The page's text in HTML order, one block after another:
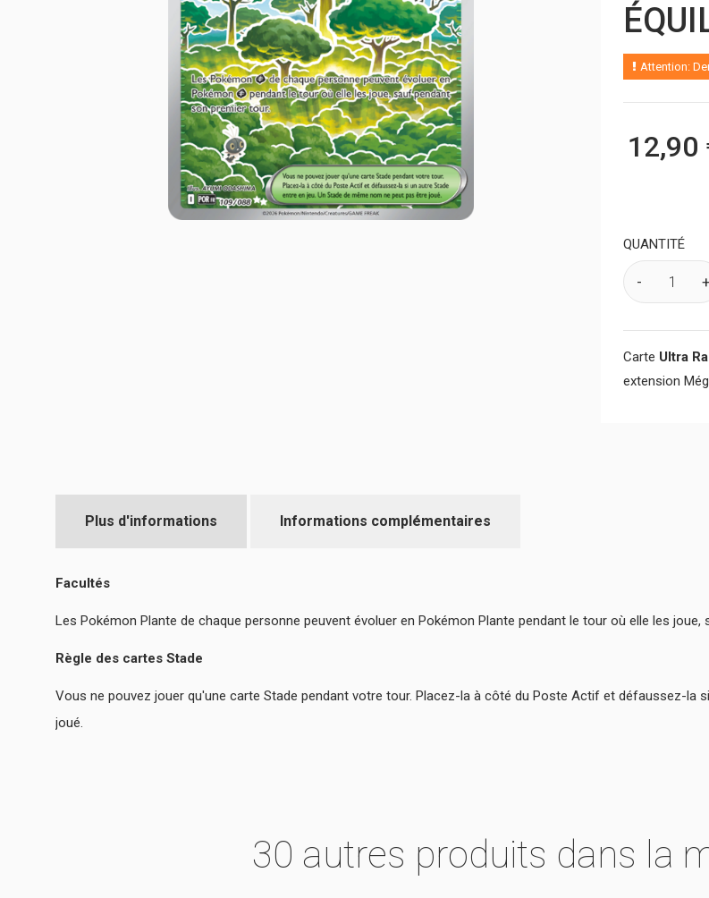
Attention:
12,90
QUANTITÉ
Carte Ultra
extension
Plus d'informations Informations complémentaires
Facultés
Les Pokémon Plante de chaque personne peuvent évoluer en Pokémon Plante pendant le tour où elle les
Règle des cartes Stade
Vous ne pouvez jouer qu'une carte Stade pendant votre tour. Placez-la à côté du Poste Actif et défaussez-la
joué.
30 autres produits dans la